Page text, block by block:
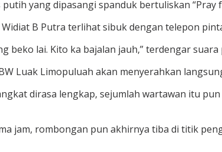
yang dipasangi spanduk bertuliskan “Pray
B Putra terlihat sibuk dengan telepon
beko lai. Kito ka bajalan jauh,” terdengar
Luak Limopuluah akan menyerahkan
dirasa lengkap, sejumlah wartawan itu
jam, rombongan pun akhirnya tiba di titik